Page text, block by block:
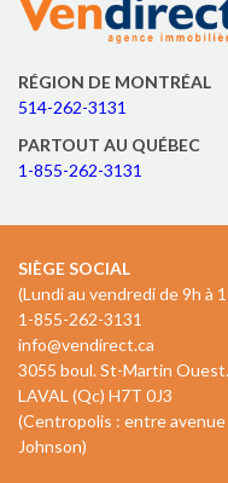
RÉGION DE MONTRÉAL
514-262-3131
PARTOUT AU QUÉBEC
1-855-262-3131
SIÈGE SOCIAL
(Lundi au vendredi de 9h à
1-855-262-3131
info@vendirect.ca
3055 boul. St-Martin
LAVAL (Qc) H7T 0J3
(Centropolis : entre
Johnson)